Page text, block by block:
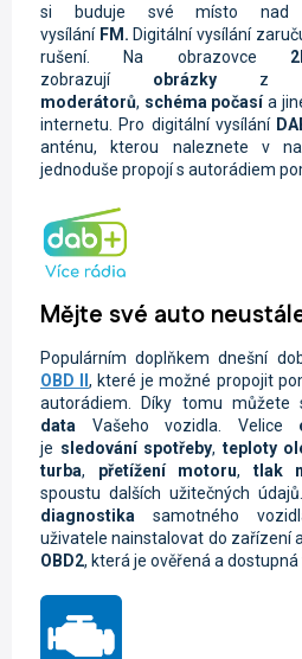
si buduje své místo nad
vysílání FM. Digitální vysílání
rušení. Na obrazovce
zobrazují obrázkyz
moderátorů, schéma počasía
internetu. Pro digitální vysílání
anténu, kterou naleznete v
jednoduše propojí s autorádiem
Mějte své auto
Populárním doplňkem dnešní
OBD II, které je možné propojit
autorádiem. Díky tomu můžete
data Vašeho vozidla. Velice
je sledování spotřeby, teploty
turba, přetížení motoru, tlak
spoustu dalších užitečných
diagnostika samotného
uživatele nainstalovat do zařízení
OBD2, která je ověřená a dostupná